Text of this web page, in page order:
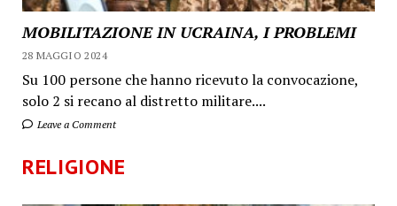
MOBILITAZIONE IN UCRAINA, I PROBLEMI
28 MAGGIO 2024
Su 100 persone che hanno ricevuto la convocazione,
solo 2 si recano al distretto militare....
Leave a Comment
RELIGIONE